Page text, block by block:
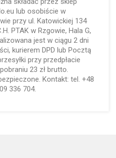
lub osobiście w
przy ul. Katowickiej 134
PTAK w Rzgowie, Hala G,
jest w ciągu 2 dni
kurierem DPD lub Pocztą
przy przedpłacie
23 zł brutto.
Kontakt: tel. +48
336 704.